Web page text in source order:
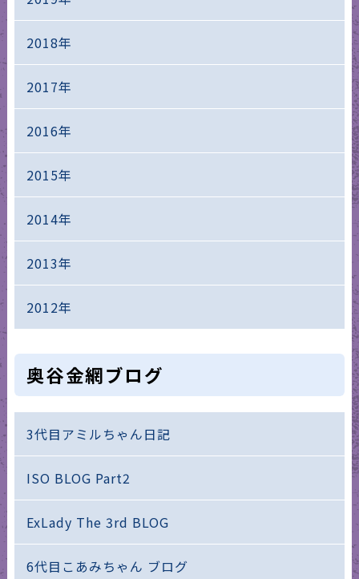
2018年
2017年
2016年
2015年
2014年
2013年
2012年
奥谷金網ブログ
3代目アミルちゃん日記
ISO BLOG Part2
ExLady The 3rd BLOG
6代目こあみちゃん ブログ